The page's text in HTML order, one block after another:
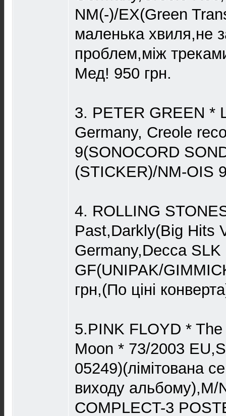
NM(-)/EX(Green
маленька хвиля,не
проблем,між
Мед! 950 грн.
3. PETER GREEN *
Germany, Creole
9(SONOCORD
(STICKER)/NM-OIS
4. ROLLING
Past,Darkly(Big Hits
Germany,Decca
GF(UNIPAK/
грн,(По ціні
5.PINK FLOYD *
Moon * 73/2003
05249)(лімітована
виходу альбому),M/
COMPLECT-3